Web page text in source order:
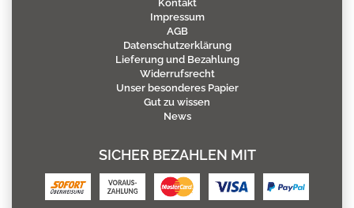
Kontakt
Impressum
AGB
Datenschutzerklärung
Lieferung und Bezahlung
Widerrufsrecht
Unser besonderes Papier
Gut zu wissen
News
SICHER BEZAHLEN MIT